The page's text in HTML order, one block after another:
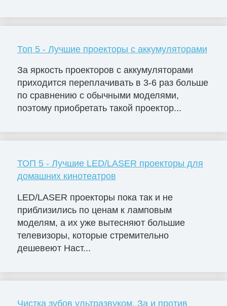
Топ 5 - Лучшие проекторы с аккумуляторами
За яркость проекторов с аккумуляторами
приходится переплачивать в 3-6 раз больше
по сравнению с обычными моделями,
поэтому приобретать такой проектор...
ТОП 5 - Лучшие LED/LASER проекторы для
домашних кинотеатров
LED/LASER проекторы пока так и не
приблизились по ценам к ламповым
моделям, а их уже вытесняют большие
телевизоры, которые стремительно
дешевеют Наст...
Чистка зубов ультразвуком. За и против